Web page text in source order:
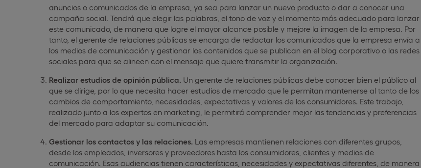
anuncios o comunicados de la empresa, ya sea para lanzar un nuevo producto o dar a conocer una
campaña social. Tendrá que elegir las palabras, el tono de voz y el momento más adecuado para lanzar
este comunicado, de manera que logre el mayor alcance posible y mejore la imagen de la empresa. Por
tanto, el gerente de relaciones públicas se encarga de redactar los comunicados que la empresa envía a
los medios de comunicación y gestionar los contenidos que se publican en el blog corporativo o las redes
sociales para que se alineen con el mensaje que quiere transmitir la organización.
Realizar estudios de opinión pública. Un gerente de relaciones públicas debe conocer bien el público al
que se dirige, por lo que necesita hacer estudios de mercado que le permitan mantenerse al tanto de los
cambios de comportamiento, necesidades, expectativas y valores de los consumidores. Este trabajo,
realizado junto a los expertos en marketing, le permitirá comprender mejor las tendencias y preferencias
del mercado para adaptar su comunicación.
Gestionar los contactos y las relaciones. Las empresas mantienen relaciones con diferentes grupos,
desde los empleados, inversores y proveedores hasta los consumidores, clientes y medios de
comunicación. Esas audiencias tienen características, necesidades y expectativas diferentes, de manera